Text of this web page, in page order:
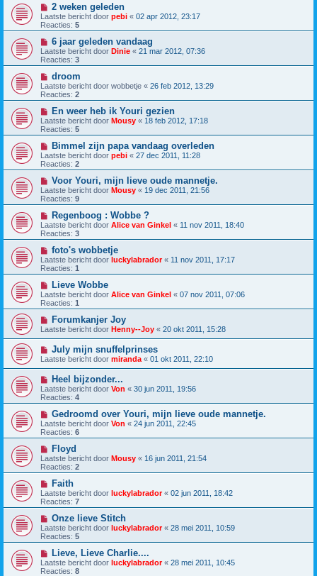
2 weken geleden
Laatste bericht door pebi « 02 apr 2012, 23:17
Reacties: 5
6 jaar geleden vandaag
Laatste bericht door Dinie « 21 mar 2012, 07:36
Reacties: 3
droom
Laatste bericht door wobbetje « 26 feb 2012, 13:29
Reacties: 2
En weer heb ik Youri gezien
Laatste bericht door Mousy « 18 feb 2012, 17:18
Reacties: 5
Bimmel zijn papa vandaag overleden
Laatste bericht door pebi « 27 dec 2011, 11:28
Reacties: 2
Voor Youri, mijn lieve oude mannetje.
Laatste bericht door Mousy « 19 dec 2011, 21:56
Reacties: 9
Regenboog : Wobbe ?
Laatste bericht door Alice van Ginkel « 11 nov 2011, 18:40
Reacties: 3
foto's wobbetje
Laatste bericht door luckylabrador« 11 nov 2011, 17:17
Reacties: 1
Lieve Wobbe
Laatste bericht door Alice van Ginkel « 07 nov 2011, 07:06
Reacties: 1
Forumkanjer Joy
Laatste bericht door Henny--Joy « 20 okt 2011, 15:28
July mijn snuffelprinses
Laatste bericht door miranda « 01 okt 2011, 22:10
Heel bijzonder...
Laatste bericht door Von « 30 jun 2011, 19:56
Reacties: 4
Gedroomd over Youri, mijn lieve oude mannetje.
Laatste bericht door Von « 24 jun 2011, 22:45
Reacties: 6
Floyd
Laatste bericht door Mousy « 16 jun 2011, 21:54
Reacties: 2
Faith
Laatste bericht door luckylabrador« 02 jun 2011, 18:42
Reacties: 7
Onze lieve Stitch
Laatste bericht door luckylabrador« 28 mei 2011, 10:59
Reacties: 5
Lieve, Lieve Charlie....
Laatste bericht door luckylabrador« 28 mei 2011, 10:45
Reacties: 8